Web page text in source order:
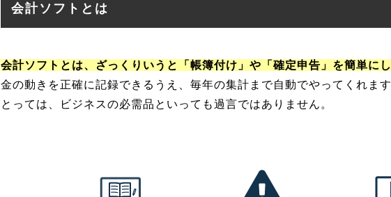
会計ソフトとは
会計ソフトとは、ざっくりいうと「帳簿付け」や「確定申告」を簡単に
金の動きを正確に記録できるうえ、毎年の集計まで自動でやってくれま
とっては、ビジネスの必需品といっても過言ではありません。